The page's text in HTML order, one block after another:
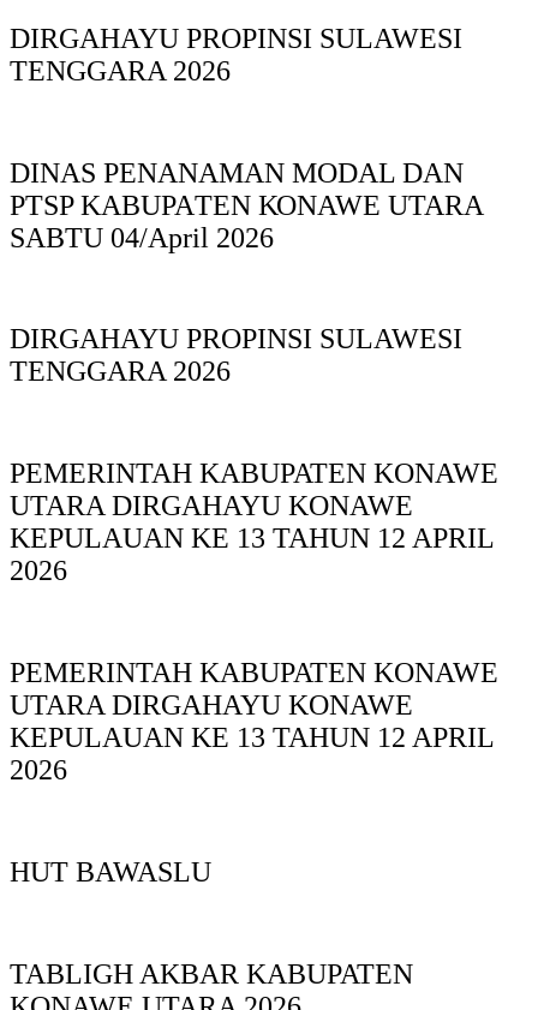
DIRGAHAYU PROPINSI SULAWESI
TENGGARA 2026
DINAS PΕΝΑΝΑΜAN MODAL DAN
PTSP KABUPAΤΕΝ ΚΟNAWE UTARA
SABTU 04/April 2026
DIRGAHAYU PROPINSI SULAWESI
TENGGARA 2026
PEMERINTAH KABUPATEN KONAWE
UTARA DIRGAHAYU KONAWE
KEPULAUAN KE 13 TAHUN 12 APRIL
2026
PEMERINTAH KABUPATEN KONAWE
UTARA DIRGAHAYU KONAWE
KEPULAUAN KE 13 TAHUN 12 APRIL
2026
HUT BAWASLU
TABLIGH AKBAR KABUPATEN